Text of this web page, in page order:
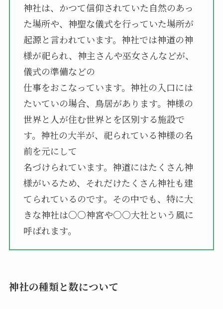
神社は、かつて信仰されていた自然のあっ
た場所や、神聖な儀式を行っていた場所が
起源と言われています。神社では神道の神
様が祀られ、神主さんや巫女さんなどが、
儀式の準備などの
仕事をおこなっています。神社の入口には
たいていの場合、鳥居があります。神様の
世界と人が住む世界とを区別する施設で
す。神社の大半が、祀られている神様の名
前を元にして
名づけられています。神道にはたくさん神
様がいるため、それだけたくさん神社も建
てられているのです。その中でも、特に大
きな神社は○○神宮や○○大社という風に
呼ばれます。
神社の種類と数について